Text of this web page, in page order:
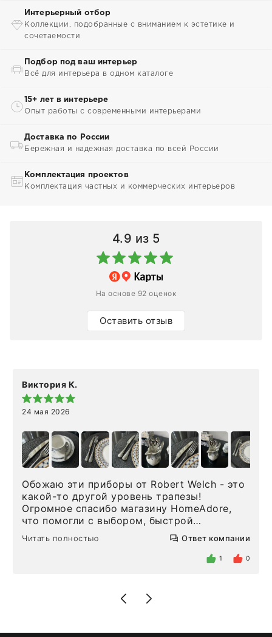
Интерьерный отбор
Коллекции, подобранные с вниманием к эстетике и
сочетаемости
Подбор под ваш интерьер
Всё для интерьера в одном каталоге
15+ лет в интерьере
Опыт работы с современными интерьерами
Доставка по России
Бережная и надежная доставка по всей России
Комплектация проектов
Комплектация частных и коммерческих интерьеров
4.9 из 5
На основе 92 оценок
Оставить отзыв
Виктория К.
24 мая 2026
Обожаю эти приборы от Robert Welch - это
какой-то другой уровень трапезы!
Огромное спасибо магазину HomeAdore,
что помогли с выбором, быстрой
доставкой и высоким сервисом. Один раз
была здесь лично, забирала чайные ложки,
внутри очень много антикварной посуды,
Позже заказывала остальные приборы -
доставили сдэком на следующий день к
отвечает очень быстро. Взаимодействием
Читать полностью Ответ компании
1 0